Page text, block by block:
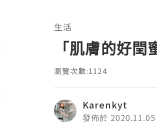
生活
「肌膚的好閏
瀏覽次數:1124
Karenkyt
發佈於 2020.11.05